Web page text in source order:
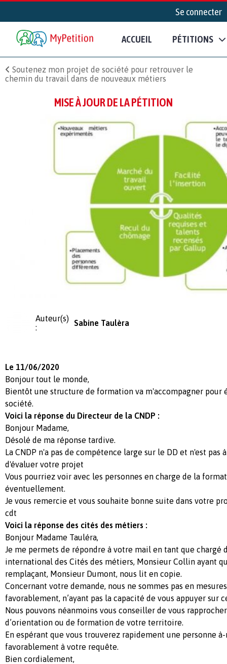
Se connecter
ACCUEIL PÉTITIONS
Soutenez mon projet de société pour retrouver le
chemin du travail dans de nouveaux métiers
MISE À JOUR DE LA PÉTITION
Auteur(s)
:
Sabine Taulèra
Le 11/06/2020
Bonjour tout le monde,
Bientôt une structure de formation va m'accompagner pour
société.
Voici la réponse du Directeur de la CNDP :
Bonjour Madame,
Désolé de ma réponse tardive.
La CNDP n'a pas de compétence large sur le DD et n'est pas
d'évaluer votre projet
Vous pourriez voir avec les personnes en charge de la
éventuellement.
Je vous remercie et vous souhaite bonne suite dans votre
cdt
Voici la réponse des cités des métiers :
Bonjour Madame Tauléra,
Je me permets de répondre à votre mail en tant que chargé
international des Cités des métiers, Monsieur Collin ayant
remplaçant, Monsieur Dumont, nous lit en copie.
Concernant votre demande, nous ne sommes pas en
favorablement, n’ayant pas la capacité de vous appuyer sur
Nous pouvons néanmoins vous conseiller de vous
d’orientation ou de formation de votre territoire.
En espérant que vous trouverez rapidement une personne
favorablement à votre requête.
Bien cordialement,